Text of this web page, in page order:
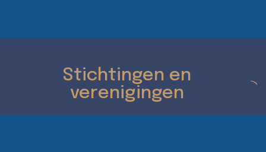
Stichtingen en
verenigingen